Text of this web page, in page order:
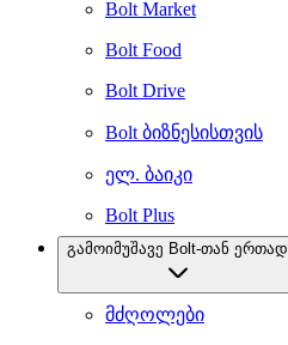
Bolt Market
Bolt Food
Bolt Drive
Bolt ბიზნესისთვის
ელ. ბაიკი
Bolt Plus
გამოიმუშავე Bolt-თან ერთად
მძღოლები